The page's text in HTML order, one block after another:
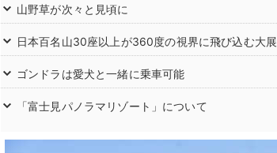
山野草が次々と見頃に
日本百名山30座以上が360度の視界に飛び込む大
ゴンドラは愛犬と一緒に乗車可能
「富士見パノラマリゾート」について